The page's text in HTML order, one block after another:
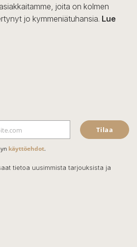
joita on kolmen
jo kymmeniätuhansia. Lue
Tilaa
käyttöehdot.
tietoa uusimmista tarjouksista ja